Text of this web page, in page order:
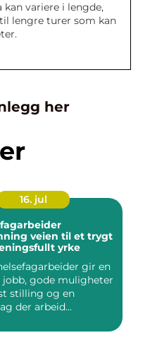
kan variere i lengde,
lengre turer som kan
her
16. jul
til et trygt
yrke
gir en
gode muligheter
stilling og en
der arbeid...